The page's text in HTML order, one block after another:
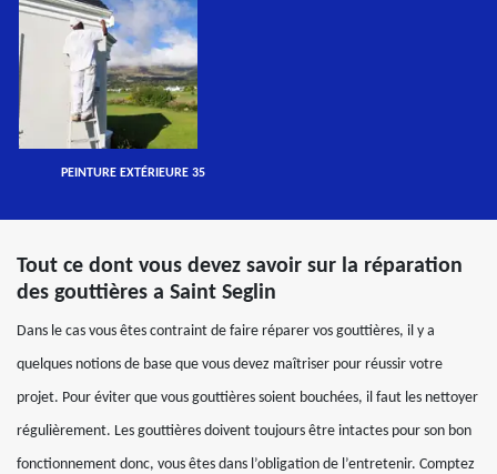
PEINTURE EXTÉRIEURE 35
Tout ce dont vous devez savoir sur la réparation
des gouttières a Saint Seglin
Dans le cas vous êtes contraint de faire réparer vos gouttières, il y a
quelques notions de base que vous devez maîtriser pour réussir votre
projet. Pour éviter que vous gouttières soient bouchées, il faut les nettoyer
régulièrement. Les gouttières doivent toujours être intactes pour son bon
fonctionnement donc, vous êtes dans l’obligation de l’entretenir. Comptez